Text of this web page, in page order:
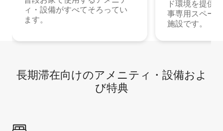
ィ・設備がすべてそろってい
ます。
ド環境を提供
事専用スペー
施設です。
長期滞在向け⁠のア⁠メ⁠ニ⁠テ⁠ィ⁠・設⁠備⁠およ
び特⁠典